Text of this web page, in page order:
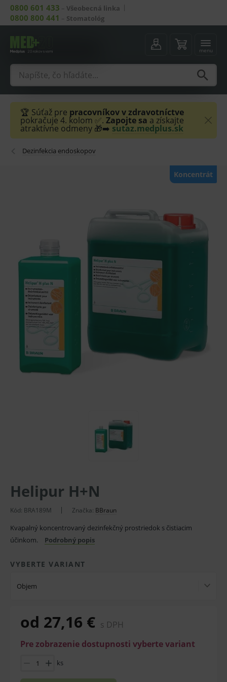
0800 601 433 – Všeobecná linka
0800 800 441 – Stomatológ
menu
🏆 Súťaž pre pracovníkov v zdravotníctve
pokračuje 4. kolom ✅. Zapojte sa a získajte
atraktívne odmeny 🎁➡️ sutaz.medplus.sk
Dezinfekcia endoskopov
Koncentrát
Helipur H+N
Kód: BRA189M Značka: BBraun
Kvapalný koncentrovaný dezinfekčný prostriedok s čistiacim
účinkom.
Podrobný popis
VYBERTE VARIANT
Objem
od 27,16 € s DPH
Pre zobrazenie dostupnosti vyberte variant
ks